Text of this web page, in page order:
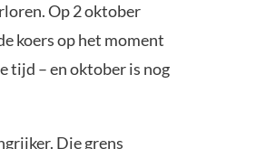
Op 2 oktober
koers op het moment
tijd – en oktober is nog
Die grens